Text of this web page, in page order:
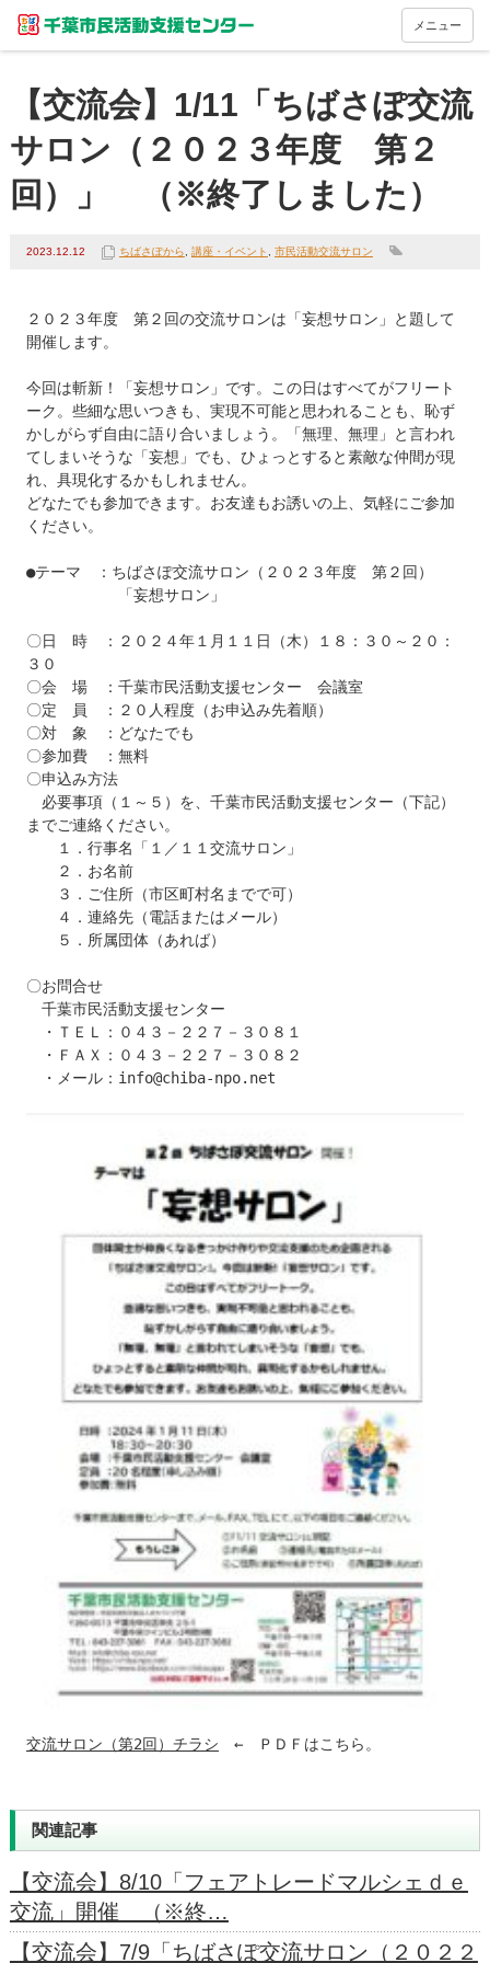
メニュー
【交流会】1/11「ちばさぽ交流
サロン（２０２３年度 第２
回）」 （※終了しました）
2023.12.12 ちばさぽから 講座・イベント 市民活動交流サロン
２０２３年度　第２回の交流サロンは「妄想サロン」と題して
開催します。
今回は斬新！「妄想サロン」です。この日はすべてがフリート
ーク。些細な思いつきも、実現不可能と思われることも、恥ず
かしがらず自由に語り合いましょう。「無理、無理」と言われ
てしまいそうな「妄想」でも、ひょっとすると素敵な仲間が現
れ、具現化するかもしれません。
どなたでも参加できます。お友達もお誘いの上、気軽にご参加
ください。
●テーマ　：ちばさぽ交流サロン（２０２３年度　第２回）
「妄想サロン」
〇日　時　：２０２４年１月１１日（木）１８：３０～２０：
３０
〇会　場　：千葉市民活動支援センター　会議室
〇定　員　：２０人程度（お申込み先着順）
〇対　象　：どなたでも
〇参加費　：無料
〇申込み方法
必要事項（１～５）を、千葉市民活動支援センター（下記）
までご連絡ください。
１．行事名「１／１１交流サロン」
２．お名前
３．ご住所（市区町村名までで可）
４．連絡先（電話またはメール）
５．所属団体（あれば）
〇お問合せ
千葉市民活動支援センター
・ＴＥＬ：０４３－２２７－３０８１
・ＦＡＸ：０４３－２２７－３０８２
・メール：info@chiba-npo.net
交流サロン（第2回）チラシ ←　ＰＤＦはこちら。
関連記事
【交流会】8/10「フェアトレードマルシェｄｅ
交流」開催 （※終…
【交流会】7/9「ちばさぽ交流サロン（２０２２